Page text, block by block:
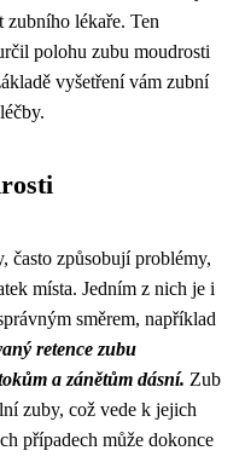
lékaře. Ten
polohu zubu moudrosti
vyšetření vám zubní
často způsobují problémy,
místa. Jedním z nich je i
směrem, například
retence zubu
a zánětům dásní. Zub
zuby, což vede k jejich
případech může dokonce